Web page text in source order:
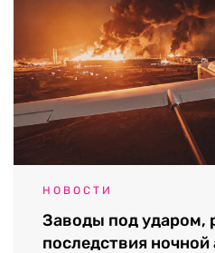
НОВОСТИ
Заводы под ударом,
последствия